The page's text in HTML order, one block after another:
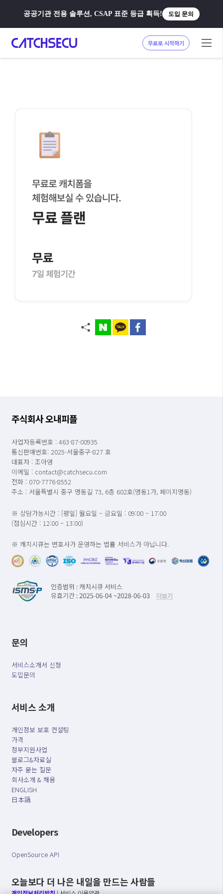
공공기관 전용 솔루션, CSAP 표준 등급 획득! 도입 문의
무료로 시작하기
주식회사 오내피플
사업자등록번호 : 463-87-00935
통신판매번호: 2025-서울중구-827 호
대표자 : 조아영
이메일 : contact@catchsecu.com
전화 : 070-7776-8552
주소 : 서울특별시 중구 명동길 73, 6층 602호(명동1가, 페이지명동)
※ 상담가능시간 : [평일] 월요일 ~ 금요일 : 09:00 ~ 17:00
(점심시간 : 12:00 ~ 13:00)
※ 캐치시큐는 변호사가 운영하는 법률 서비스가 아닙니다.
문의
서비스소개서 신청
도입문의
서비스 소개
개인정보 보호 컨설팅
가격
정부지원사업
블로그&자료실
자주 묻는 질문
회사소개 & 채용
ENGLISH
日本語
Developers
OpenSource API
오늘보다 더 나은 내일을 만드는 사람들